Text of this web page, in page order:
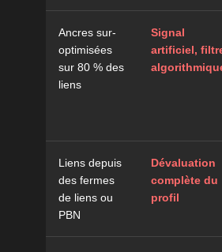
Ancres sur-
optimisées
sur 80 % des
liens
Signal
artificiel,
Liens depuis
des fermes
de liens ou
PBN
Dévaluation
complète du
profil